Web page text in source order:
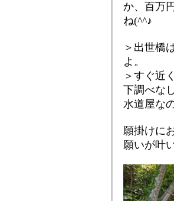
か、百万
ね(^^♪
＞出世橋
よ。
＞すぐ近
下調べな
水道屋な
願掛けに
願いが叶